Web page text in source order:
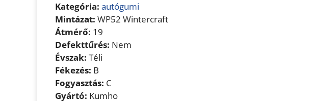
Kategória: autógumi
Mintázat: WP52 Wintercraft
Átmérő: 19
Defekttűrés: Nem
Évszak: Téli
Fékezés: B
Fogyasztás: C
Gyártó: Kumho